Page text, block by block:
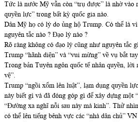
Tức là nước Mỹ vẫn còn “trụ được” là nhờ vào
quyền lực” trong bất kỳ quốc gia nào.
Dân Mỹ họ có lý do ủng hộ Trump. Có thể là
nguyên tắc nào ? Đạo lý nào ?
Rõ ràng không có đạo lý cũng như nguyên tắc
Trump “hãnh diện” và “vui mừng” về vụ bắt
Trong bản Tuyên ngôn quốc tế nhân quyền,
vệ”.
Trump “ngồi xổm lên luật”, lạm dụng quyền
này biết gì và đã đóng góp gì để xây dựng một
“Đường xa nghĩ nỗi sau này mà kinh”. Thử
có thể lên tiếng bênh vực các “nhà dân chủ”